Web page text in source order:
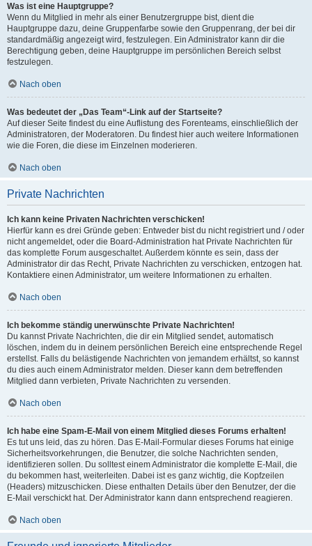
Was ist eine Hauptgruppe?
Wenn du Mitglied in mehr als einer Benutzergruppe bist, dient die
Hauptgruppe dazu, deine Gruppenfarbe sowie den Gruppenrang, der bei dir
standardmäßig angezeigt wird, festzulegen. Ein Administrator kann dir die
Berechtigung geben, deine Hauptgruppe im persönlichen Bereich selbst
festzulegen.
Nach oben
Was bedeutet der „Das Team“-Link auf der Startseite?
Auf dieser Seite findest du eine Auflistung des Forenteams, einschließlich der
Administratoren, der Moderatoren. Du findest hier auch weitere Informationen
wie die Foren, die diese im Einzelnen moderieren.
Nach oben
Private Nachrichten
Ich kann keine Privaten Nachrichten verschicken!
Hierfür kann es drei Gründe geben: Entweder bist du nicht registriert und / oder
nicht angemeldet, oder die Board-Administration hat Private Nachrichten für
das komplette Forum ausgeschaltet. Außerdem könnte es sein, dass der
Administrator dir das Recht, Private Nachrichten zu verschicken, entzogen hat.
Kontaktiere einen Administrator, um weitere Informationen zu erhalten.
Nach oben
Ich bekomme ständig unerwünschte Private Nachrichten!
Du kannst Private Nachrichten, die dir ein Mitglied sendet, automatisch
löschen, indem du in deinem persönlichen Bereich eine entsprechende Regel
erstellst. Falls du belästigende Nachrichten von jemandem erhältst, so kannst
du dies auch einem Administrator melden. Dieser kann dem betreffenden
Mitglied dann verbieten, Private Nachrichten zu versenden.
Nach oben
Ich habe eine Spam-E-Mail von einem Mitglied dieses Forums erhalten!
Es tut uns leid, das zu hören. Das E-Mail-Formular dieses Forums hat einige
Sicherheitsvorkehrungen, die Benutzer, die solche Nachrichten senden,
identifizieren sollen. Du solltest einem Administrator die komplette E-Mail, die
du bekommen hast, weiterleiten. Dabei ist es ganz wichtig, die Kopfzeilen
(Headers) mitzuschicken. Diese enthalten Details über den Benutzer, der die
E-Mail verschickt hat. Der Administrator kann dann entsprechend reagieren.
Nach oben